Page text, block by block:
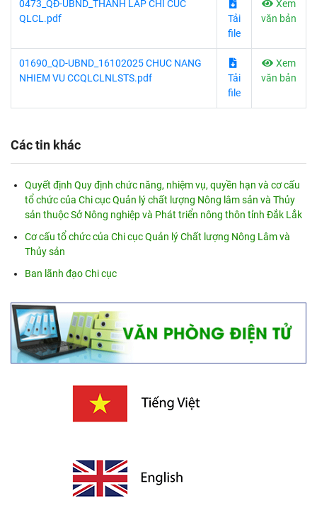
0473_QĐ-UBND_THANH LAP CHI CUC
QLCL.pdf
Tải
file
Xem
văn bản
01690_QD-UBND_16102025 CHUC NANG
NHIEM VU CCQLCLNLSTS.pdf
Tải
file
Xem
văn bản
Các tin khác
Quyết định Quy định chức năng, nhiệm vụ, quyền hạn và cơ cấu
tổ chức của Chi cục Quản lý chất lượng Nông lâm sản và Thủy
sản thuộc Sở Nông nghiệp và Phát triển nông thôn tỉnh Đắk Lắk
Cơ cấu tổ chức của Chi cục Quản lý Chất lượng Nông Lâm và
Thủy sản
Ban lãnh đạo Chi cục